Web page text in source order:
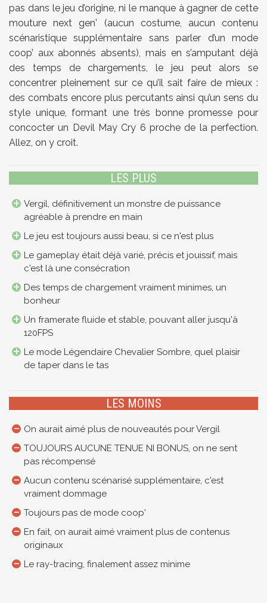
pas dans le jeu d’origine, ni le manque à gagner de cette
mouture next gen' (aucun costume, aucun contenu
scénaristique supplémentaire sans parler d’un mode
coop’ aux abonnés absents), mais en s’amputant déjà
des temps de chargements, le jeu peut alors se
concentrer pleinement sur ce qu’il sait faire de mieux :
des combats encore plus percutants ainsi qu’un sens du
style unique, formant une très bonne promesse pour
concocter un Devil May Cry 6 proche de la perfection.
Allez, on y croit.
LES PLUS
Vergil, définitivement un monstre de puissance
agréable à prendre en main
Le jeu est toujours aussi beau, si ce n'est plus
Le gameplay était déjà varié, précis et jouissif, mais
c'est là une consécration
Des temps de chargement vraiment minimes, un
bonheur
Un framerate fluide et stable, pouvant aller jusqu'à
120FPS
Le mode Légendaire Chevalier Sombre, quel plaisir
de taper dans le tas
LES MOINS
On aurait aimé plus de nouveautés pour Vergil
TOUJOURS AUCUNE TENUE NI BONUS, on ne sent
pas récompensé
Aucun contenu scénarisé supplémentaire, c'est
vraiment dommage
Toujours pas de mode coop'
En fait, on aurait aimé vraiment plus de contenus
originaux
Le ray-tracing, finalement assez minime